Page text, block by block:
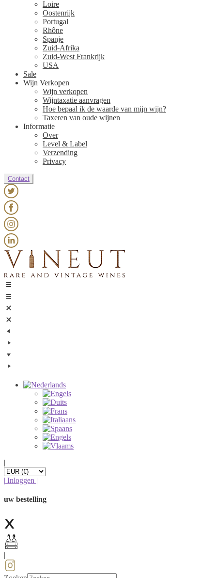
Loire
Oostenrijk
Portugal
Rhône
Spanje
Zuid-Afrika
Zuid-West Frankrijk
USA
Sale
Wijn Verkopen
Wijn verkopen
Wijntaxatie aanvragen
Hoe bepaal ik de waarde van mijn wijn?
Taxeren van oude wijnen
Informatie
Over
Level & Label
Verzending
Privacy
Contact
|
| Inloggen |
uw bestelling